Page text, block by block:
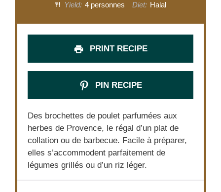
Yield: 4 personnes Diet: Halal
PRINT RECIPE
PIN RECIPE
Des brochettes de poulet parfumées aux
herbes de Provence, le régal d’un plat de
collation ou de barbecue. Facile à préparer,
elles s’accommodent parfaitement de
légumes grillés ou d’un riz léger.